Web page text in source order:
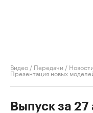
Видео / Передачи /
Презентация новых
Выпуск за 27